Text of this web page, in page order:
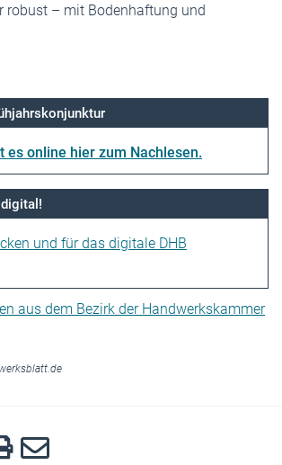
robust – mit Bodenhaftung und
es online hier zum Nachlesen.
und für das digitale DHB
aus dem Bezirk der Handwerkskammer